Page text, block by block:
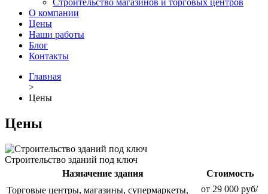
Строительство магазинов и торговых центров
О компании
Цены
Наши работы
Блог
Контакты
Главная
>
Цены
Цены
Строительство зданий под ключ
Назначение здания
Стоимость
Торговые центры, магазины, супермаркеты,
от 29 000 руб/